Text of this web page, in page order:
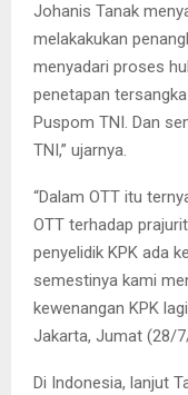
Johanis Tanak
melakakukan
menyadari proses
penetapan
Puspom TNI. Dan
TNI,” ujarnya.
“Dalam OTT itu
OTT terhadap
penyelidik KPK ada
semestinya kami
kewenangan KPK
Jakarta, Jumat (28/
Di Indonesia, lanjut